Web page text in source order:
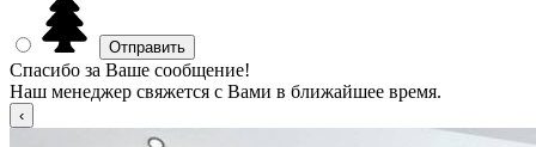
Спасибо за Ваше сообщение!
Наш менеджер свяжется с Вами в ближайшее время.